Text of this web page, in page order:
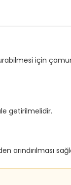
için
getirilmelidir.